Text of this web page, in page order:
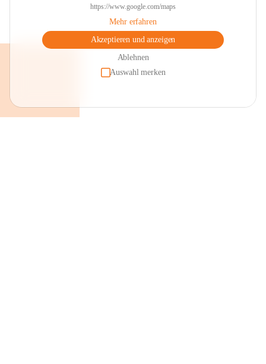
https://www.google.com/maps
Mehr erfahren
Akzeptieren und anzeigen
Ablehnen
Auswahl merken